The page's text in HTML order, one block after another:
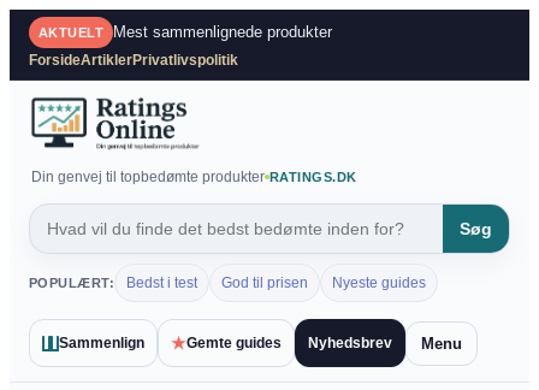
Spring
indhold
AKTUELT Mest sammenlignede produkter
ForsideArtiklerPrivatlivspolitik
Din genvej til topbedømte produkter RATINGS.DK
Søg
POPULÆRT: Bedst i test God til prisen Nyeste guides
Sammenlign ★Gemte guides Nyhedsbrev Menu